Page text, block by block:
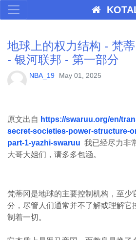
地球上的权力结构 - 梵
- 银河联邦 - 第一部分
NBA_19 May 01, 2025
原文出自 https://swaruu.org/en/
secret-societies-power-structure-
part-1-yazhi-swaruu 我已经尽力非
大哥大姐们，请多多包涵。
梵蒂冈是地球的主要控制机构，至少
分，尽管人们通常并不了解或理解它
制着一切。